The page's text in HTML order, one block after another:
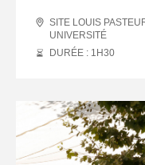
SITE LOUIS
UNIVERSITÉ
DURÉE : 1 H30